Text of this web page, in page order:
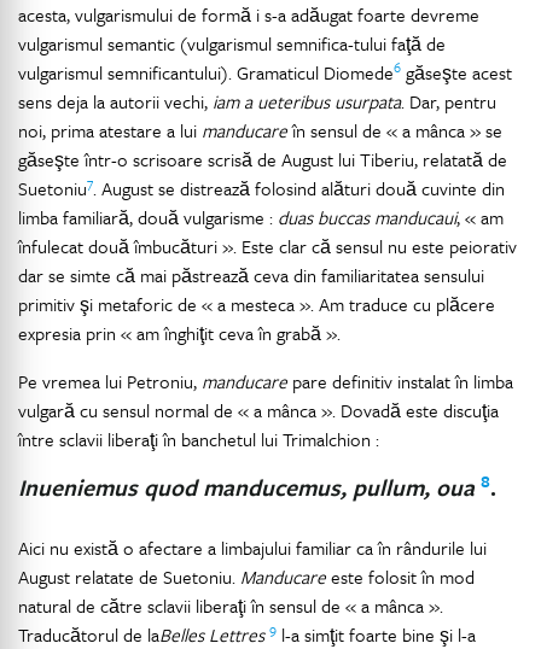
acesta, vulgarismului de formă i s-a adăugat foarte devreme
vulgarismul semantic (vulgarismul semnifica-tului faţă de
vulgarismul semnificantului). Gramaticul Diomede6 găseşte acest
sens deja la autorii vechi, iam a ueteribus usurpata. Dar, pentru
noi, prima atestare a lui manducareîn sensul de « a mânca » se
găseşte într-o scrisoare scrisă de August lui Tiberiu, relatată de
Suetoniu7. August se distrează folosind alături două cuvinte din
limba familiară, două vulgarisme : duas buccas manducaui, « am
înfulecat două îmbucături ». Este clar că sensul nu este peiorativ
dar se simte că mai păstrează ceva din familiaritatea sensului
primitiv şi metaforic de « a mesteca ». Am traduce cu plăcere
expresia prin « am înghiţit ceva în grabă ».
Pe vremea lui Petroniu, manducare pare definitiv instalat în limba
vulgară cu sensul normal de « a mânca ». Dovadă este discuţia
între sclavii liberaţi în banchetul lui Trimalchion :
Inueniemus quod manducemus, pullum, oua 8.
Aici nu există o afectare a limbajului familiar ca în rândurile lui
August relatate de Suetoniu. Manducareeste folosit în mod
natural de către sclavii liberaţi în sensul de « a mânca ».
Traducătorul de laBelles Lettres 9 l-a simţit foarte bine şi l-a